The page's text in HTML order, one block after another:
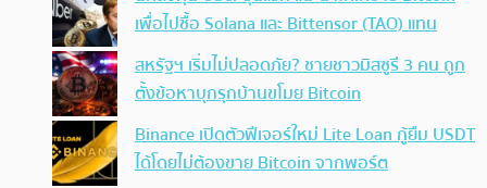
เพื่อไปซื้อ Solana และ Bittensor (TAO) แทน
สหรัฐฯ เริ่มไม่ปลอดภัย? ชายชาวมิสซูรี 3 คน ถูก
ตั้งข้อหาบุกรุกบ้านขโมย Bitcoin
Binance เปิดตัวฟีเจอร์ใหม่ Lite Loan กู้ยืม USDT
ได้โดยไม่ต้องขาย Bitcoin จากพอร์ต